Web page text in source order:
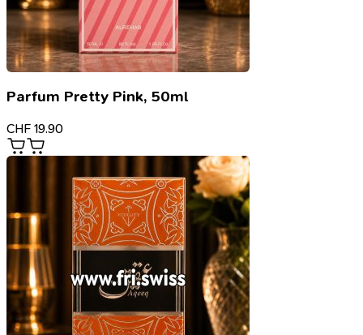
Parfum Pretty Pink, 50ml
CHF 19.90